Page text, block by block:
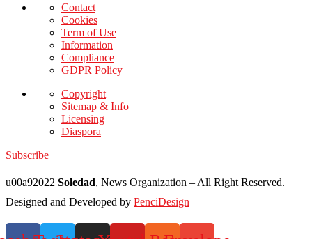
Contact
Cookies
Term of Use
Information
Compliance
GDPR Policy
Copyright
Sitemap & Info
Licensing
Diaspora
Subscribe
u00a92022 Soledad, News Organization – All Right Reserved.
Designed and Developed by PenciDesign